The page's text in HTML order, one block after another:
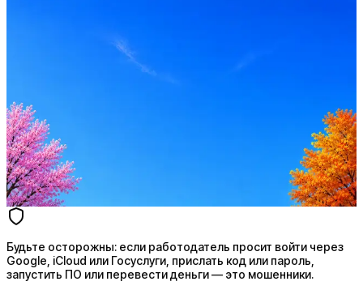
Стратегия поиска с AI: рынки, позиции, вилка, каналы
Будьте осторожны: если работодатель просит войти через
Google, iCloud или Госуслуги, прислать код или пароль,
запустить ПО или перевести деньги — это мошенники.